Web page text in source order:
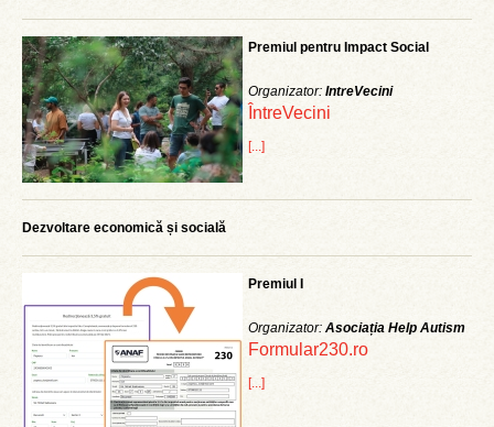
Premiul pentru Impact Social
Organizator: IntreVecini
ÎntreVecini
[...]
Dezvoltare economică și socială
Premiul I
Organizator: Asociația Help Autism
Formular230.ro
[...]